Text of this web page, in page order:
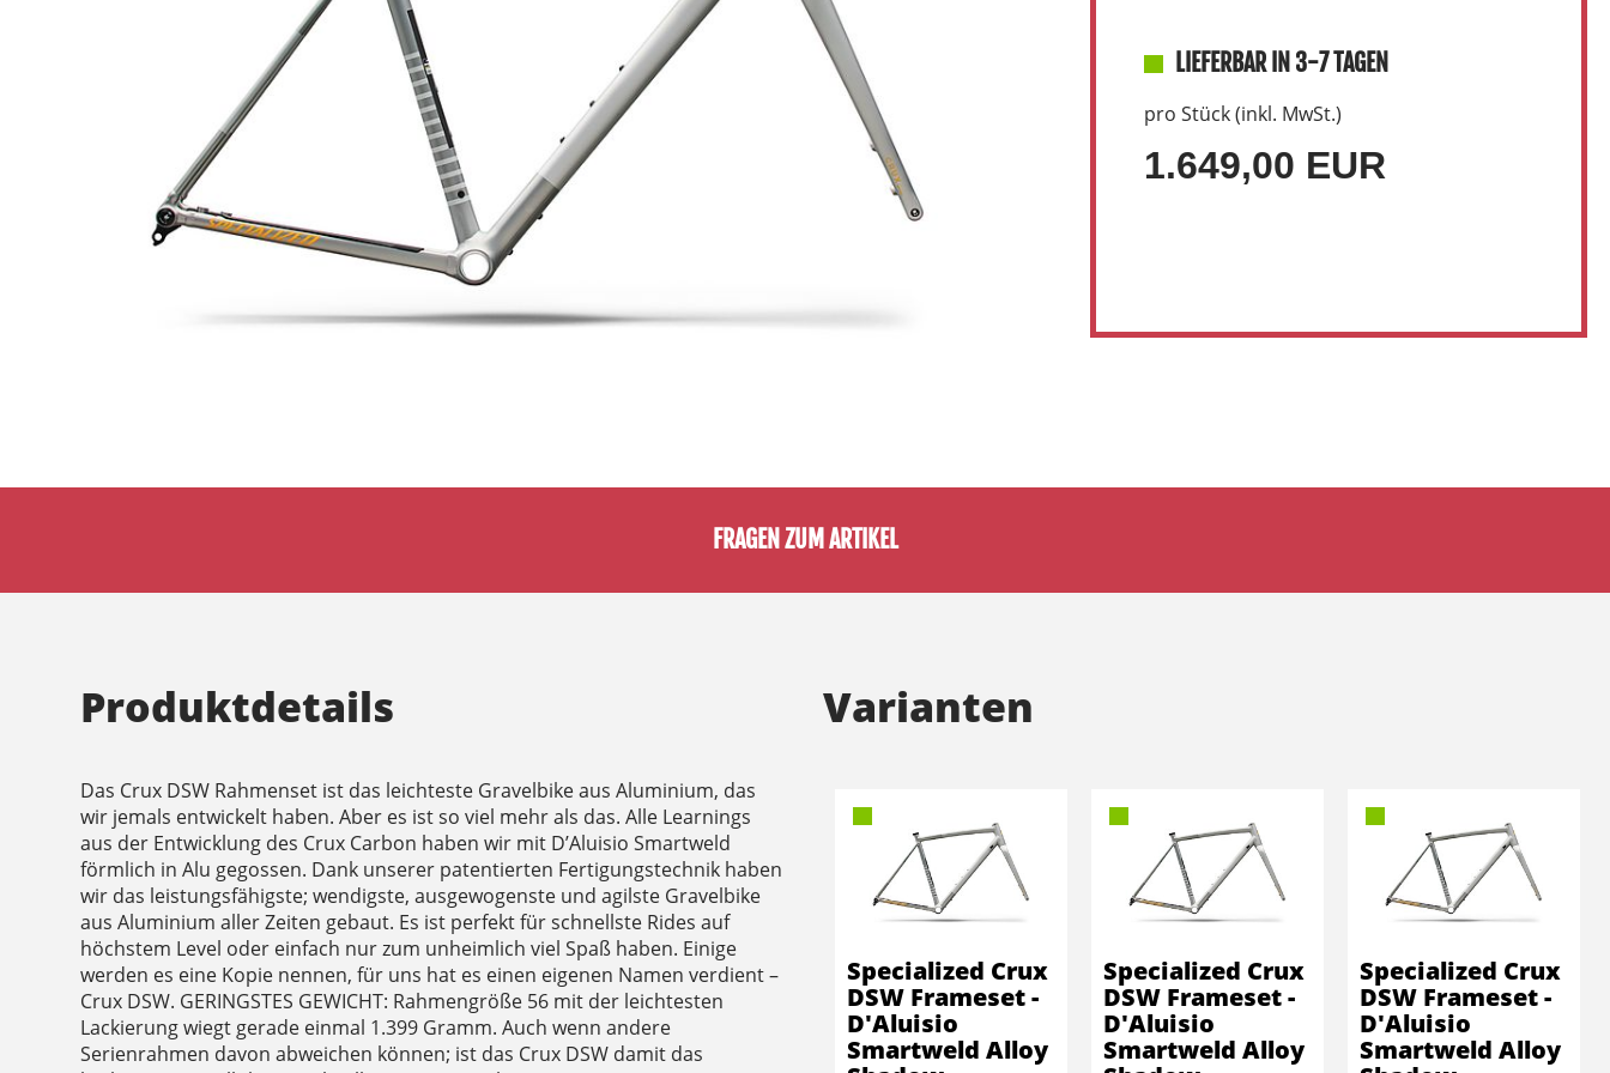
LIEFERBAR IN 3-7 TAGEN
pro Stück (inkl. MwSt.)
1.649,00 EUR
FRAGEN ZUM ARTIKEL
Produktdetails
Das Crux DSW Rahmenset ist das leichteste Gravelbike aus Aluminium, das
wir jemals entwickelt haben. Aber es ist so viel mehr als das. Alle Learnings
aus der Entwicklung des Crux Carbon haben wir mit D’Aluisio Smartweld
förmlich in Alu gegossen. Dank unserer patentierten Fertigungstechnik haben
wir das leistungsfähigste; wendigste, ausgewogenste und agilste Gravelbike
aus Aluminium aller Zeiten gebaut. Es ist perfekt für schnellste Rides auf
höchstem Level oder einfach nur zum unheimlich viel Spaß haben. Einige
werden es eine Kopie nennen, für uns hat es einen eigenen Namen verdient –
Crux DSW. GERINGSTES GEWICHT: Rahmengröße 56 mit der leichtesten
Lackierung wiegt gerade einmal 1.399 Gramm. Auch wenn andere
Serienrahmen davon abweichen können; ist das Crux DSW damit das
Varianten
Specialized Crux
DSW Frameset -
D'Aluisio
Smartweld Alloy
Specialized Crux
DSW Frameset -
D'Aluisio
Smartweld Alloy
Specialized Crux
DSW Frameset -
D'Aluisio
Smartweld Alloy